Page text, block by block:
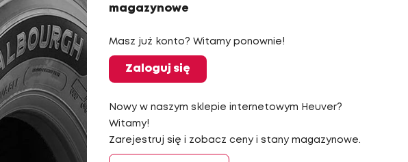
magazynowe
Masz już konto? Witamy ponownie!
Zaloguj się
Nowy w naszym sklepie internetowym Heuver?
Witamy!
Zarejestruj się i zobacz ceny i stany magazynowe.